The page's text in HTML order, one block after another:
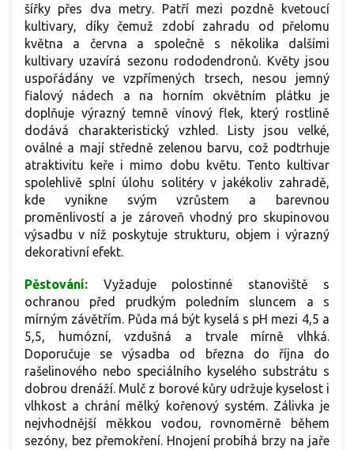
šířky přes dva metry. Patří mezi pozdně kvetoucí
kultivary, díky čemuž zdobí zahradu od přelomu
května a června a společně s několika dalšími
kultivary uzavírá sezonu rododendronů. Květy jsou
uspořádány ve vzpřímených trsech, nesou jemný
fialový nádech a na horním okvětním plátku je
doplňuje výrazný temně vínový flek, který rostlině
dodává charakteristický vzhled. Listy jsou velké,
oválné a mají středně zelenou barvu, což podtrhuje
atraktivitu keře i mimo dobu květu. Tento kultivar
spolehlivě splní úlohu solitéry v jakékoliv zahradě,
kde vynikne svým vzrůstem a barevnou
proměnlivostí a je zároveň vhodný pro skupinovou
výsadbu v níž poskytuje strukturu, objem i výrazný
dekorativní efekt.
Pěstování: Vyžaduje polostinné stanoviště s
ochranou před prudkým poledním sluncem a s
mírným závětřím. Půda má být kyselá s pH mezi 4,5 a
5,5, humózní, vzdušná a trvale mírně vlhká.
Doporučuje se výsadba od března do října do
rašelinového nebo speciálního kyselého substrátu s
dobrou drenáží. Mulč z borové kůry udržuje kyselost i
vlhkost a chrání mělký kořenový systém. Zálivka je
nejvhodnější měkkou vodou, rovnoměrně během
sezóny, bez přemokření. Hnojení probíhá brzy na jaře